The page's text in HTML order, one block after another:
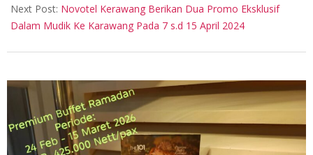
Next Post: Novotel Kerawang Berikan Dua Promo Eksklusif
Dalam Mudik Ke Karawang Pada 7 s.d 15 April 2024